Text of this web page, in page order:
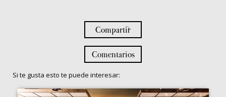
Compartir
Comentarios
Si te gusta esto te puede interesar: